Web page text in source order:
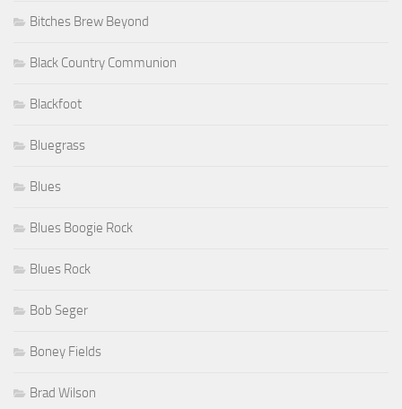
Bitches Brew Beyond
Black Country Communion
Blackfoot
Bluegrass
Blues
Blues Boogie Rock
Blues Rock
Bob Seger
Boney Fields
Brad Wilson